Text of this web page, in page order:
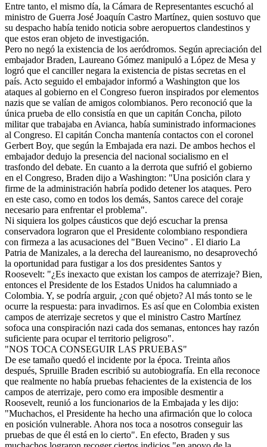
Entre tanto, el mismo día, la Cámara de Representantes escuchó al
ministro de Guerra José Joaquín Castro Martínez, quien sostuvo que
su despacho había tenido noticia sobre aeropuertos clandestinos y
que estos eran objeto de investigación.
Pero no negó la existencia de los aeródromos. Según apreciación del
embajador Braden, Laureano Gómez manipuló a López de Mesa y
logró que el canciller negara la existencia de pistas secretas en el
país. Acto seguido el embajador informó a Washington que los
ataques al gobierno en el Congreso fueron inspirados por elementos
nazis que se valían de amigos colombianos. Pero reconoció que la
única prueba de ello consistía en que un capitán Concha, piloto
militar que trabajaba en Avianca, había suministrado informaciones
al Congreso. El capitán Concha mantenía contactos con el coronel
Gerbert Boy, que según la Embajada era nazi. De ambos hechos el
embajador dedujo la presencia del nacional socialismo en el
trasfondo del debate. En cuanto a la derrota que sufrió el gobierno
en el Congreso, Braden dijo a Washington: "Una posición clara y
firme de la administración habría podido detener los ataques. Pero
en este caso, como en todos los demás, Santos carece del coraje
necesario para enfrentar el problema".
Ni siquiera los golpes cáusticos que dejó escuchar la prensa
conservadora lograron que el Presidente colombiano respondiera
con firmeza a las acusaciones del "Buen Vecino" . El diario La
Patria de Manizales, a la derecha del laureanismo, no desaprovechó
la oportunidad para fustigar a los dos presidentes Santos y
Roosevelt: "¿Es inexacto que existan los campos de aterrizaje? Bien,
entonces el Presidente de los Estados Unidos ha calumniado a
Colombia. Y, se podría arguir, ¿con qué objeto? Al más tonto se le
ocurre la respuesta: para invadirnos. Es así que en Colombia existen
campos de aterrizaje secretos y que el ministro Castro Martínez
sofoca una conspiración nazi cada dos semanas, entonces hay razón
suficiente para ocupar el territorio peligroso".
"NOS TOCA CONSEGUIR LAS PRUEBAS"
De ese tamaño quedó el incidente por la época. Treinta años
después, Spruille Braden escribió su autobiografía. En ella reconoce
que realmente no había pruebas fehacientes de la existencia de los
campos de aterrizaje, pero como era imposible desmentir a
Roosevelt, reunió a los funcionarios de la Embajada y les dijo:
"Muchachos, el Presidente ha hecho una afirmación que lo coloca
en posición vulnerable. Ahora nos toca a nosotros conseguir las
pruebas de que él está en lo cierto". En efecto, Braden y sus